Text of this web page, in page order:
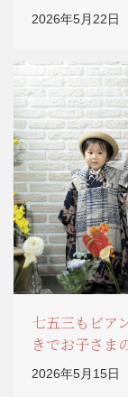
2026年5月22日
七五三もビア
きでお子さま
2026年5月15日